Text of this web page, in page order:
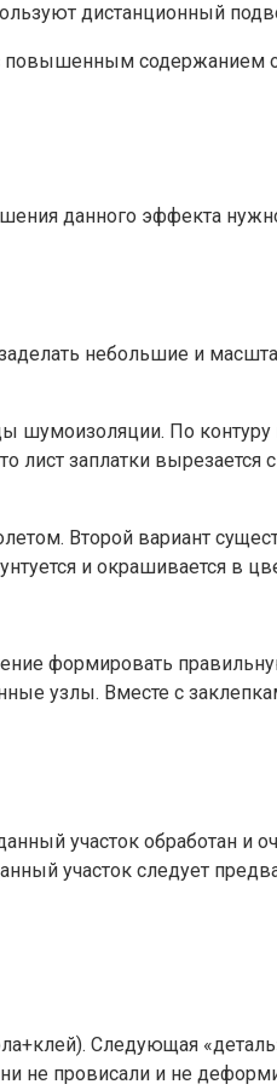
дистанционный
повышенным содержанием
данного эффекта
небольшие и
шумоизоляции. По
лист заплатки
Второй вариант
и окрашивается в
формировать
узлы. Вместе с
участок обработан и
участок следует
Следующая
не провисали и не